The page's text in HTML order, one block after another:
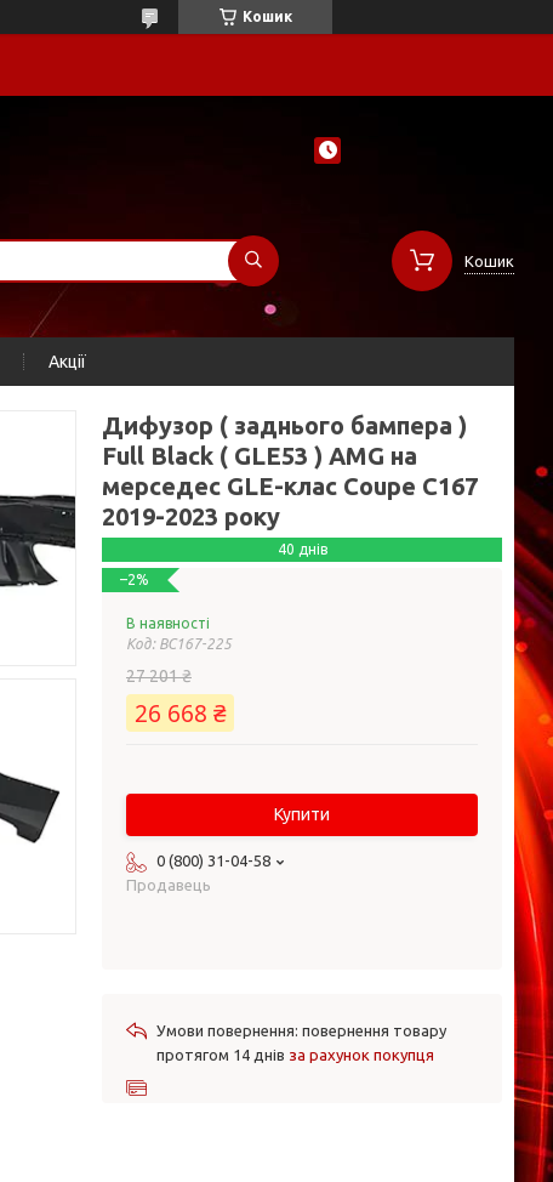
Кошик
Кошик
Акції
Дифузор ( заднього бампера )
Full Black ( GLE53 ) AMG на
мерседес GLE-клас Coupe C167
2019-2023 року
40 днів
–2%
В наявності
Код: BC167-225
27 201 ₴
26 668 ₴
Купити
0 (800) 31-04-58
Продавець
повернення товару
протягом 14 днів за рахунок покупця